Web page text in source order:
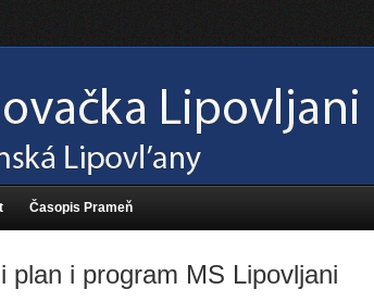
Časopis Prameň
plan i program MS Lipovljani